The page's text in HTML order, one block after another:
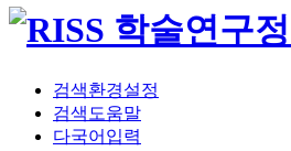
검색환경설정
검색도움말
다국어입력